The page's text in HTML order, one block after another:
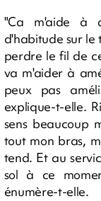
"Ca m'aide à
d'habitude sur le
perdre le fil de
va m'aider à
peux pas
explique-t-elle.
sens beaucoup
tout mon bras,
tend. Et au
sol à ce
énumère-t-elle.